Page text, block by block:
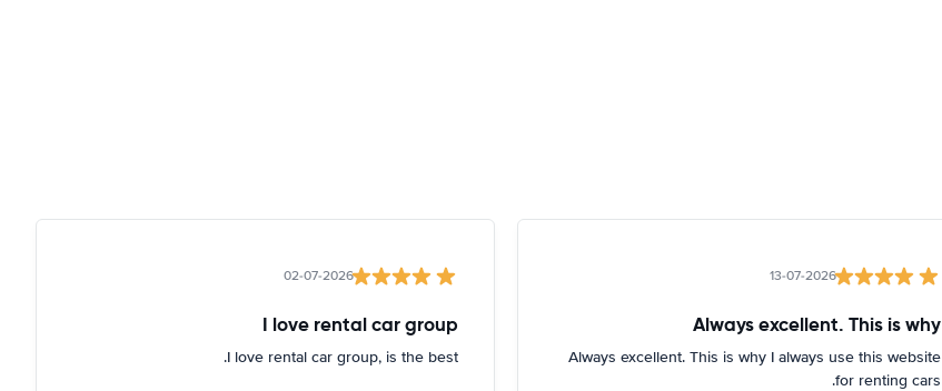
13-07-2026
Always excellent. This is why
Always excellent. This is why I always use this website
for renting cars.
02-07-2026
I love rental car group
I love rental car group, is the best.